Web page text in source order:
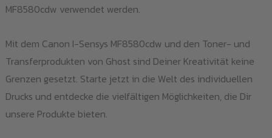
MF8580cdw verwendet werden.
Mit dem Canon I-Sensys MF8580cdw und den Toner- und
Transferprodukten von Ghost sind Deiner Kreativität keine
Grenzen gesetzt. Starte jetzt in die Welt des individuellen
Drucks und entdecke die vielfältigen Möglichkeiten, die Dir
unsere Produkte bieten.